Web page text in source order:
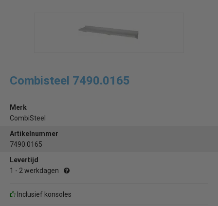
Combisteel 7490.0165
Merk
CombiSteel
Artikelnummer
7490.0165
Levertijd
1 - 2 werkdagen
Inclusief konsoles